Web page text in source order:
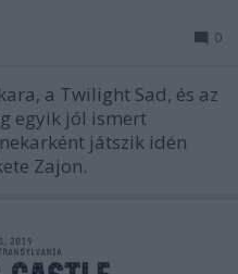
0
a Twilight Sad, és az
egyik jól ismert
játszik idén
Zajon.